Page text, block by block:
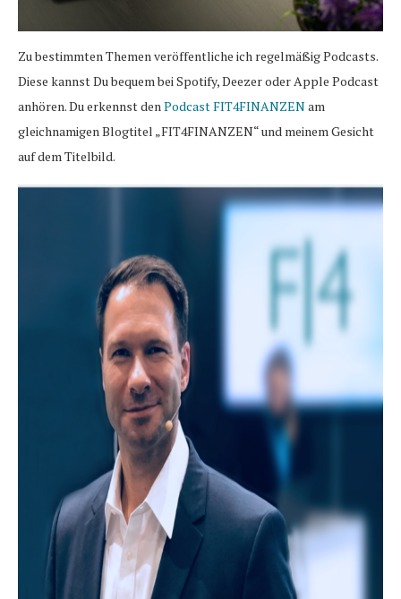
Zu bestimmten Themen veröffentliche ich regelmäßig Podcasts.
Diese kannst Du bequem bei Spotify, Deezer oder Apple Podcast
anhören. Du erkennst den Podcast FIT4FINANZENam
gleichnamigen Blogtitel „FIT4FINANZEN“ und meinem Gesicht
auf dem Titelbild.